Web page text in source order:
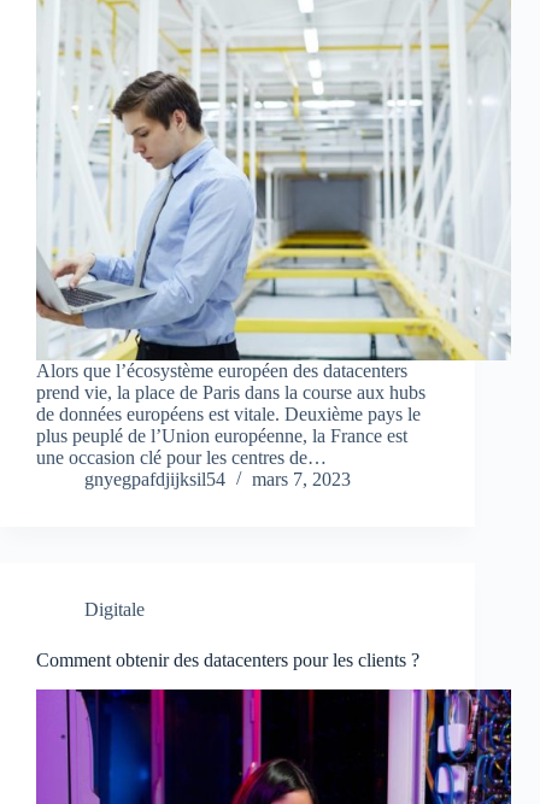
Alors que l’écosystème européen des datacenters
prend vie, la place de Paris dans la course aux hubs
de données européens est vitale. Deuxième pays le
plus peuplé de l’Union européenne, la France est
une occasion clé pour les centres de…
gnyegpafdjijksil54
mars 7, 2023
Digitale
Comment obtenir des datacenters pour les clients ?